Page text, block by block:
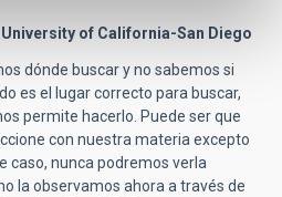
of California-San Diego
dónde buscar y no sabemos si
es el lugar correcto para buscar,
permite hacerlo. Puede ser que
con nuestra materia excepto
caso, nunca podremos verla
la observamos ahora a través de